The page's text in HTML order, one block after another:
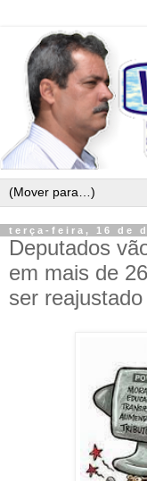
terça-feira, 16 de
Deputados
em mais de
ser